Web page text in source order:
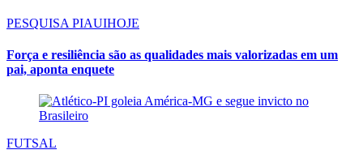
PESQUISA PIAUIHOJE
Força e resiliência são as qualidades mais valorizadas em um
pai, aponta enquete
FUTSAL